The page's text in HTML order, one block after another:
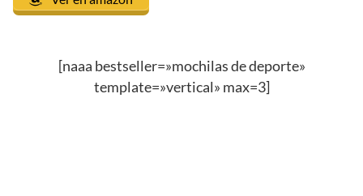
[naaa bestseller=»mochilas de deporte»
template=»vertical» max=3]